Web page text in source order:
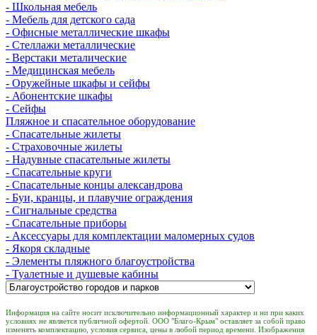
- Школьная мебель
- Мебель для детского сада
- Офисные металлические шкафы
- Стеллажи металлические
- Верстаки металические
- Медицинская мебель
- Оружейные шкафы и сейфы
- Абонентские шкафы
- Сейфы
Пляжное и спасательное оборудование
- Спасательные жилеты
- Страховочные жилеты
- Надувные спасательные жилеты
- Спасательные круги
- Спасательные концы александрова
- Буи, кранцы, и плавучие ограждения
- Сигнальные средства
- Спасательные приборы
- Аксессуары для комплектации маломерных судов
- Якоря складные
- Элементы пляжного благоустройства
- Туалетные и душевые кабины
Информация на сайте носит исключительно информационный характер и ни при каких
условиях не является публичной офертой. ООО "Благо-Крым" оставляет за собой право
изменять комплектацию, условия сервиса, цены в любой период времени. Изображения